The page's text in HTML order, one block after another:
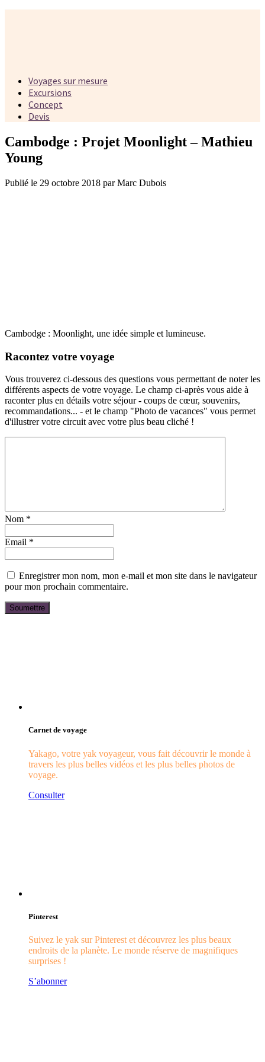
Voyages sur mesure
Excursions
Concept
Devis
Cambodge : Projet Moonlight – Mathieu
Young
Publié le 29 octobre 2018 par Marc Dubois
Cambodge : Moonlight, une idée simple et lumineuse.
Racontez votre voyage
Vous trouverez ci-dessous des questions vous permettant de noter les
différents aspects de votre voyage. Le champ ci-après vous aide à
raconter plus en détails votre séjour - coups de cœur, souvenirs,
recommandations... - et le champ "Photo de vacances" vous permet
d'illustrer votre circuit avec votre plus beau cliché !
Nom *
Email *
Enregistrer mon nom, mon e-mail et mon site dans le navigateur
pour mon prochain commentaire.
Carnet de voyage
Yakago, votre yak voyageur, vous fait découvrir le monde à
travers les plus belles vidéos et les plus belles photos de
voyage.
Consulter
Pinterest
Suivez le yak sur Pinterest et découvrez les plus beaux
endroits de la planète. Le monde réserve de magnifiques
surprises !
S’abonner